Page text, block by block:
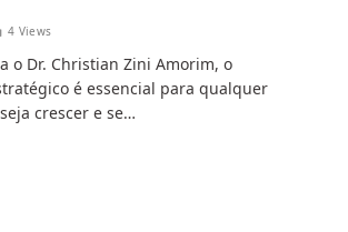
4 Views
o Dr. Christian Zini Amorim, o
é essencial para qualquer
crescer e se…